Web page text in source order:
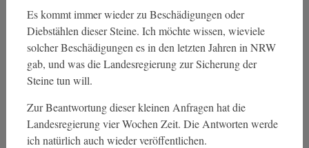
Es kommt immer wieder zu Beschädigungen oder
Diebstählen dieser Steine. Ich möchte wissen, wieviele
solcher Beschädigungen es in den letzten Jahren in NRW
gab, und was die Landesregierung zur Sicherung der
Steine tun will.
Zur Beantwortung dieser kleinen Anfragen hat die
Landesregierung vier Wochen Zeit. Die Antworten werde
ich natürlich auch wieder veröffentlichen.